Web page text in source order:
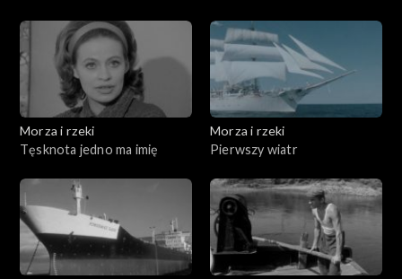
Morza i rzeki
Tęsknota jedno ma imię
Morza i rzeki
Pierwszy wiatr